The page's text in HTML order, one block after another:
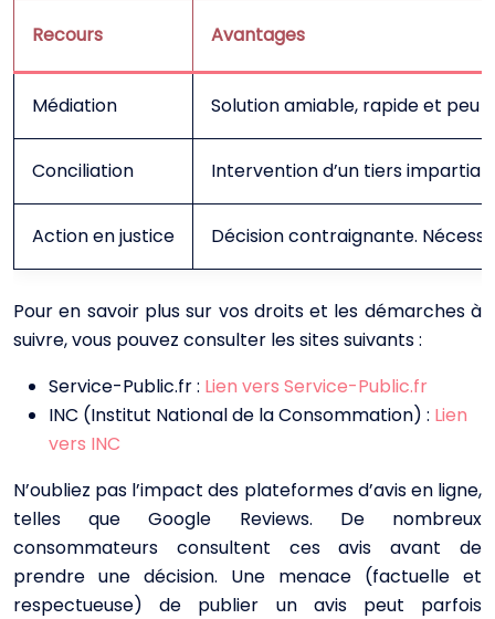
Recours Avantages
Médiation Solution amiable, rapide et peu
Conciliation Intervention d’un tiers impartial.
Action en justice Décision contraignante.
Pour en savoir plus sur vos droits et les démarches à
suivre, vous pouvez consulter les sites suivants :
Service-Public.fr : Lien vers Service-Public.fr
INC (Institut National de la Consommation) : Lien
vers INC
N’oubliez pas l’impact des plateformes d’avis en ligne,
telles que Google Reviews. De nombreux
consommateurs consultent ces avis avant de
prendre une décision. Une menace (factuelle et
respectueuse) de publier un avis peut parfois